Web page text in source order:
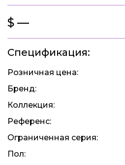
$ —
Спецификация:
Розничная цена:
Бренд:
Коллекция:
Референс:
Ограниченная серия:
Пол: